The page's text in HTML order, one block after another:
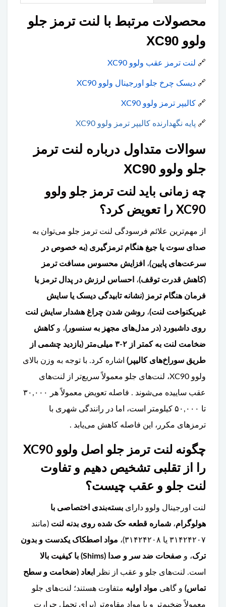
محصولات مرتبط با لنت ترمز جلو
ولوو XC90
🔗 لنت ترمز عقب ولوو XC90
🔗 دیسک چرخ جلو اورجینال ولوو XC90
🔗 کالیپر ترمز ولوو XC90
🔗 پایه نگهدارنده کالیپر ترمز ولوو XC90
سوالات متداول درباره لنت ترمز
جلو ولوو XC90
چه زمانی باید لنت ترمز جلو ولوو
XC90 را تعویض کرد؟
از مهم‌ترین علائم فرسودگی لنت ترمز جلو می‌توان به
صدای سوت یا جیغ هنگام ترمزگیری (به خصوص در
سرعت‌های پایین)، افزایش محسوس مسافت ترمز
(کاهش قدرت توقف)، احساس لرزش در پدال ترمز یا
فرمان هنگام ترمز (نشانه تابیدگی دیسک یا سایش
غیریکنواخت لنت)، روشن شدن چراغ هشدار سایش لنت
روی داشبورد (در مدل‌های مجهز به سنسور)، و کاهش
ضخامت لنت به کمتر از ۲-۳ میلی‌متر (بازدید چشمی از
طریق سوراخ‌های کالیپر) اشاره کرد. با توجه به وزن بالای
ولوو XC90، لنت‌های جلو معمولاً سریع‌تر از لنت‌های
عقب ساییده می‌شوند . فاصله تعویض معمولاً هر ۳۰,۰۰۰
تا ۵۰,۰۰۰ کیلومتر است، اما در رانندگی شهری با
ترمزهای مکرر، این فاصله کاهش می‌یابد .
چگونه لنت ترمز جلو اصل ولوو XC90
را از تقلبی تشخیص دهیم و تفاوت
لنت جلو و عقب چیست؟
لنت اورجینال ولوو دارای بسته‌بندی اختصاصی با
هولوگرام، شماره قطعه حک شده روی بدنه لنت (مانند
۳۱۴۲۴۲۰۷ یا ۳۱۴۲۴۲۰۸)،
مواد اصطکاک یکدست و بدون
ترک، و صفحات ضد سر و صدا (Shims) با کیفیت بالا
است. لنت‌های جلو و عقب از نظر
ابعاد (ضخامت و سطح
تماس) و گاهی مواد اولیه متفاوت هستند؛ لنت‌های جلو
معمولاً ضخیم‌تر و با مواد مقاوم‌تر (برای تحمل حرارت